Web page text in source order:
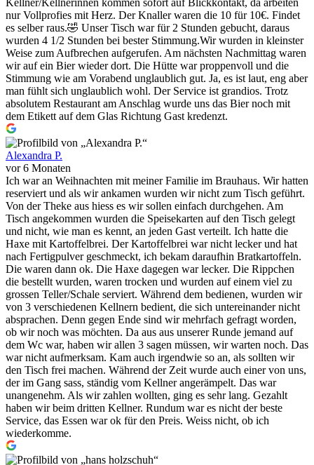
nur Vollprofies mit Herz. Der Knaller waren die 10 für 10€. Findet
es selber raus.🤣 Unser Tisch war für 2 Stunden gebucht, daraus
wurden 4 1/2 Stunden bei bester Stimmung.Wir wurden in kleinster
Weise zum Aufbrechen aufgerufen. Am nächsten Nachmittag waren
wir auf ein Bier wieder dort. Die Hütte war proppenvoll und die
Stimmung wie am Vorabend unglaublich gut. Ja, es ist laut, eng aber
man fühlt sich unglaublich wohl. Der Service ist grandios. Trotz
absolutem Restaurant am Anschlag wurde uns das Bier noch mit
dem Etikett auf dem Glas Richtung Gast kredenzt.
Alexandra P.
vor 6 Monaten
Ich war an Weihnachten mit meiner Familie im Brauhaus. Wir hatten
reserviert und als wir ankamen wurden wir nicht zum Tisch geführt.
Von der Theke aus hiess es wir sollen einfach durchgehen. Am
Tisch angekommen wurden die Speisekarten auf den Tisch gelegt
und nicht, wie man es kennt, an jeden Gast verteilt. Ich hatte die
Haxe mit Kartoffelbrei. Der Kartoffelbrei war nicht lecker und hat
nach Fertigpulver geschmeckt, ich bekam daraufhin Bratkartoffeln.
Die waren dann ok. Die Haxe dagegen war lecker. Die Rippchen
die bestellt wurden, waren trocken und wurden auf einem viel zu
grossen Teller/Schale serviert. Während dem bedienen, wurden wir
von 3 verschiedenen Kellnern bedient, die sich untereinander nicht
absprachen. Denn gegen Ende sind wir mehrfach gefragt worden,
ob wir noch was möchten. Da aus aus unserer Runde jemand auf
dem Wc war, haben wir allen 3 sagen müssen, wir warten noch. Das
war nicht aufmerksam. Kam auch irgendwie so an, als sollten wir
den Tisch frei machen. Während der Zeit wurde auch einer von uns,
der im Gang sass, ständig vom Kellner angerämpelt. Das war
unangenehm. Als wir zahlen wollten, ging es sehr lang. Gezahlt
haben wir beim dritten Kellner. Rundum war es nicht der beste
Service, das Essen war ok für den Preis. Weiss nicht, ob ich
wiederkomme.